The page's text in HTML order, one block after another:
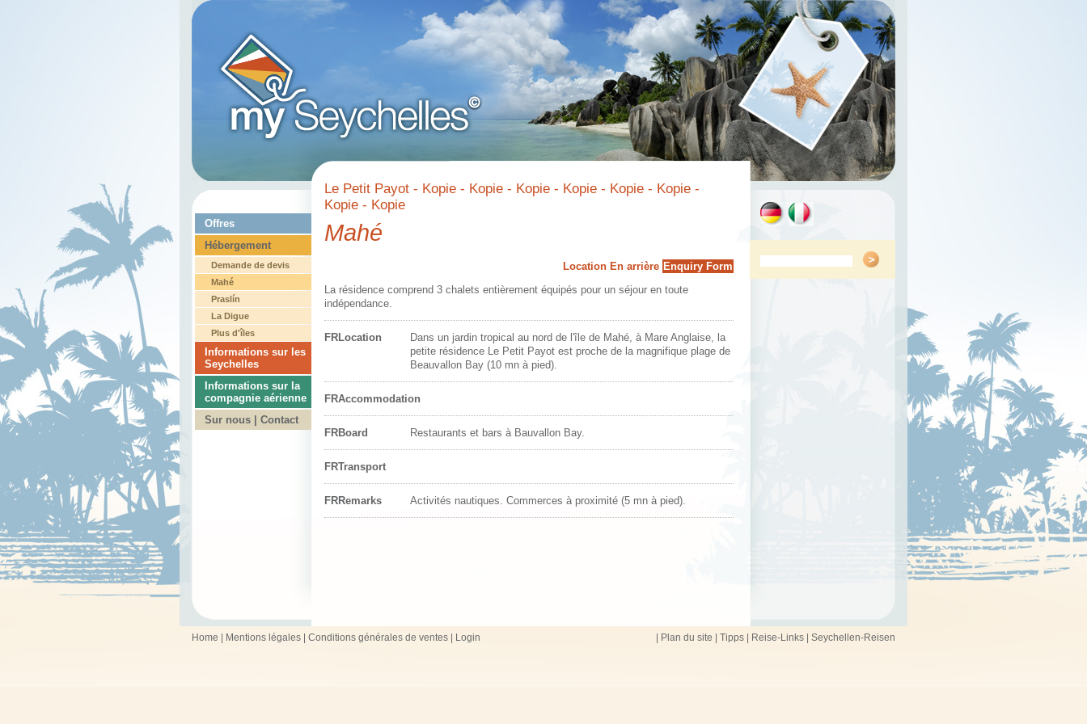
Offres
Hébergement
Demande de devis
Mahé
Praslín
La Digue
Plus d'îles
Informations sur les
Seychelles
Informations sur la
compagnie aérienne
Sur nous | Contact
Le Petit Payot - Kopie - Kopie - Kopie - Kopie - Kopie - Kopie -
Kopie - Kopie
Mahé
Location En arrière Enquiry Form
La résidence comprend 3 chalets entièrement équipés pour un séjour en toute
indépendance.
FRLocation
Dans un jardin tropical au nord de l'île de Mahé, à Mare Anglaise, la
petite résidence Le Petit Payot est proche de la magnifique plage de
Beauvallon Bay (10 mn à pied).
FRAccommodation
FRBoard Restaurants et bars à Bauvallon Bay.
FRTransport
FRRemarks Activités nautiques. Commerces à proximité (5 mn à pied).
Home Mentions légales Conditions générales de ventes Login Plan du site Tipps Reise-Links Seychellen-Reisen